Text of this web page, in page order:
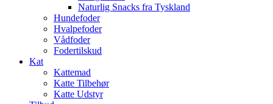
Naturlig Snacks fra Tyskland
Hundefoder
Hvalpefoder
Vådfoder
Fodertilskud
Kat
Kattemad
Katte Tilbehør
Katte Udstyr